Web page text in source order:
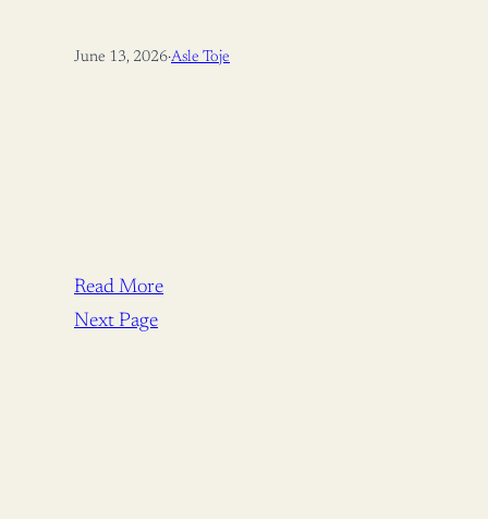
June 13, 2026·Asle Toje
Read More
Next Page